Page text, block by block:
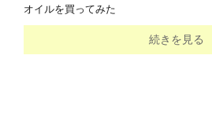
オイルを買ってみた
続きを見る